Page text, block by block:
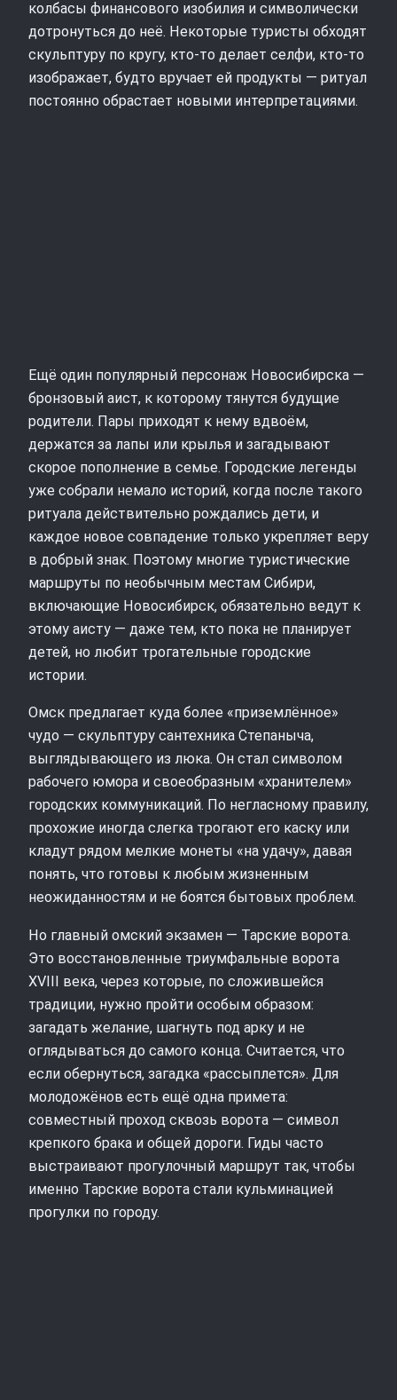
колбасы финансового изобилия и символически
дотронуться до неё. Некоторые туристы обходят
скульптуру по кругу, кто-то делает селфи, кто-то
изображает, будто вручает ей продукты — ритуал
постоянно обрастает новыми интерпретациями.
Ещё один популярный персонаж Новосибирска —
бронзовый аист, к которому тянутся будущие
родители. Пары приходят к нему вдвоём,
держатся за лапы или крылья и загадывают
скорое пополнение в семье. Городские легенды
уже собрали немало историй, когда после такого
ритуала действительно рождались дети, и
каждое новое совпадение только укрепляет веру
в добрый знак. Поэтому многие туристические
маршруты по необычным местам Сибири,
включающие Новосибирск, обязательно ведут к
этому аисту — даже тем, кто пока не планирует
детей, но любит трогательные городские
истории.
Омск предлагает куда более «приземлённое»
чудо — скульптуру сантехника Степаныча,
выглядывающего из люка. Он стал символом
рабочего юмора и своеобразным «хранителем»
городских коммуникаций. По негласному правилу,
прохожие иногда слегка трогают его каску или
кладут рядом мелкие монеты «на удачу», давая
понять, что готовы к любым жизненным
неожиданностям и не боятся бытовых проблем.
Но главный омский экзамен — Тарские ворота.
Это восстановленные триумфальные ворота
XVIII века, через которые, по сложившейся
традиции, нужно пройти особым образом:
загадать желание, шагнуть под арку и не
оглядываться до самого конца. Считается, что
если обернуться, загадка «рассыплется». Для
молодожёнов есть ещё одна примета:
совместный проход сквозь ворота — символ
крепкого брака и общей дороги. Гиды часто
выстраивают прогулочный маршрут так, чтобы
именно Тарские ворота стали кульминацией
прогулки по городу.